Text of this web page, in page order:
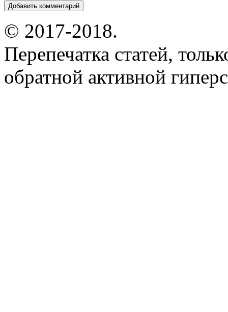
© 2017-2018.
Перепечатка статей,
обратной активной